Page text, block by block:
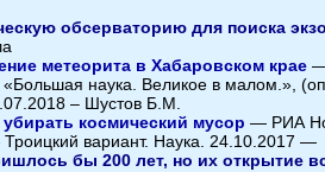
обсерваторию для поиска
метеорита в Хабаровском крае —
наука. Великое в малом.»,
– Шустов Б.М.
космический мусор — РИА
вариант. Наука. 24.10.2017 —
бы 200 лет, но их открытие